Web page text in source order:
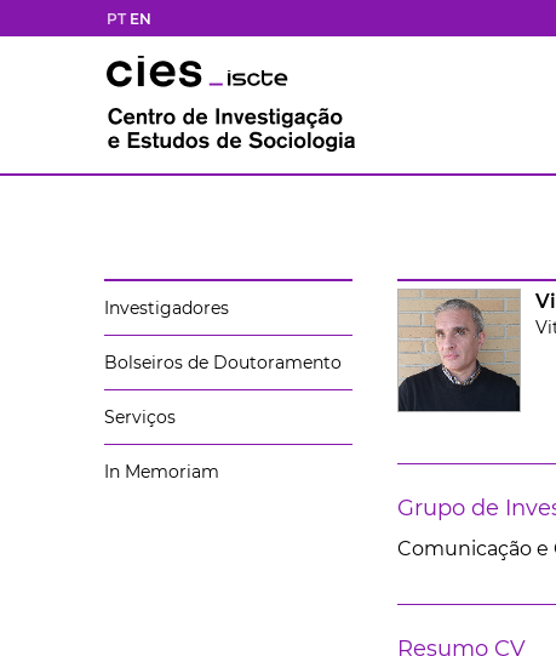
PT EN
Investigadores
Bolseiros de Doutoramento
Serviços
In Memoriam
Grupo de
Comunicação e
Resumo CV